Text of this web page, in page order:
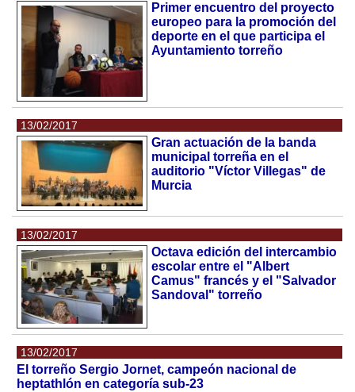
Primer encuentro del proyecto
europeo para la promoción del
deporte en el que participa el
Ayuntamiento torreño
13/02/2017
Gran actuación de la banda
municipal torreña en el
auditorio "Víctor Villegas" de
Murcia
13/02/2017
Octava edición del intercambio
escolar entre el "Albert
Camus" francés y el "Salvador
Sandoval" torreño
13/02/2017
El torreño Sergio Jornet, campeón nacional de
heptathlón en categoría sub-23